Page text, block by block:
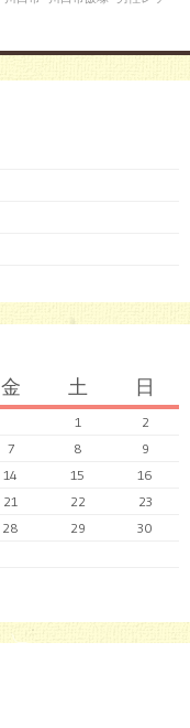
金 土 日
1
2
7 8
9
14 15
16
21 22
23
28 29
30